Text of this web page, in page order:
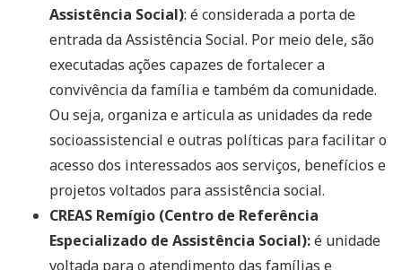
Assistência Social): é considerada a porta de
entrada da Assistência Social. Por meio dele, são
executadas ações capazes de fortalecer a
convivência da família e também da comunidade.
Ou seja, organiza e articula as unidades da rede
socioassistencial e outras políticas para facilitar o
acesso dos interessados aos serviços, benefícios e
projetos voltados para assistência social.
CREAS Remígio (Centro de Referência
Especializado de Assistência Social):é unidade
voltada para o atendimento das famílias e